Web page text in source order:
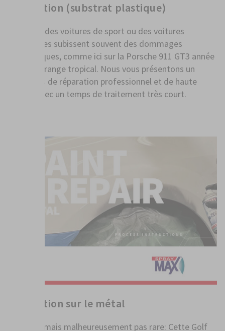
Réparation (substrat plastique)
Les jupes des voitures de sport ou des voitures
surbaissées subissent souvent des dommages
inesthétiques, comme ici sur la Porsche 911 GT3 année
2000 en orange tropical. Nous vous présentons un
processus de réparation professionnel et de haute
qualité avec un temps de traitement très court.
Réparation sur le métal
Agaçant, mais malheureusement pas rare: Cette Golf